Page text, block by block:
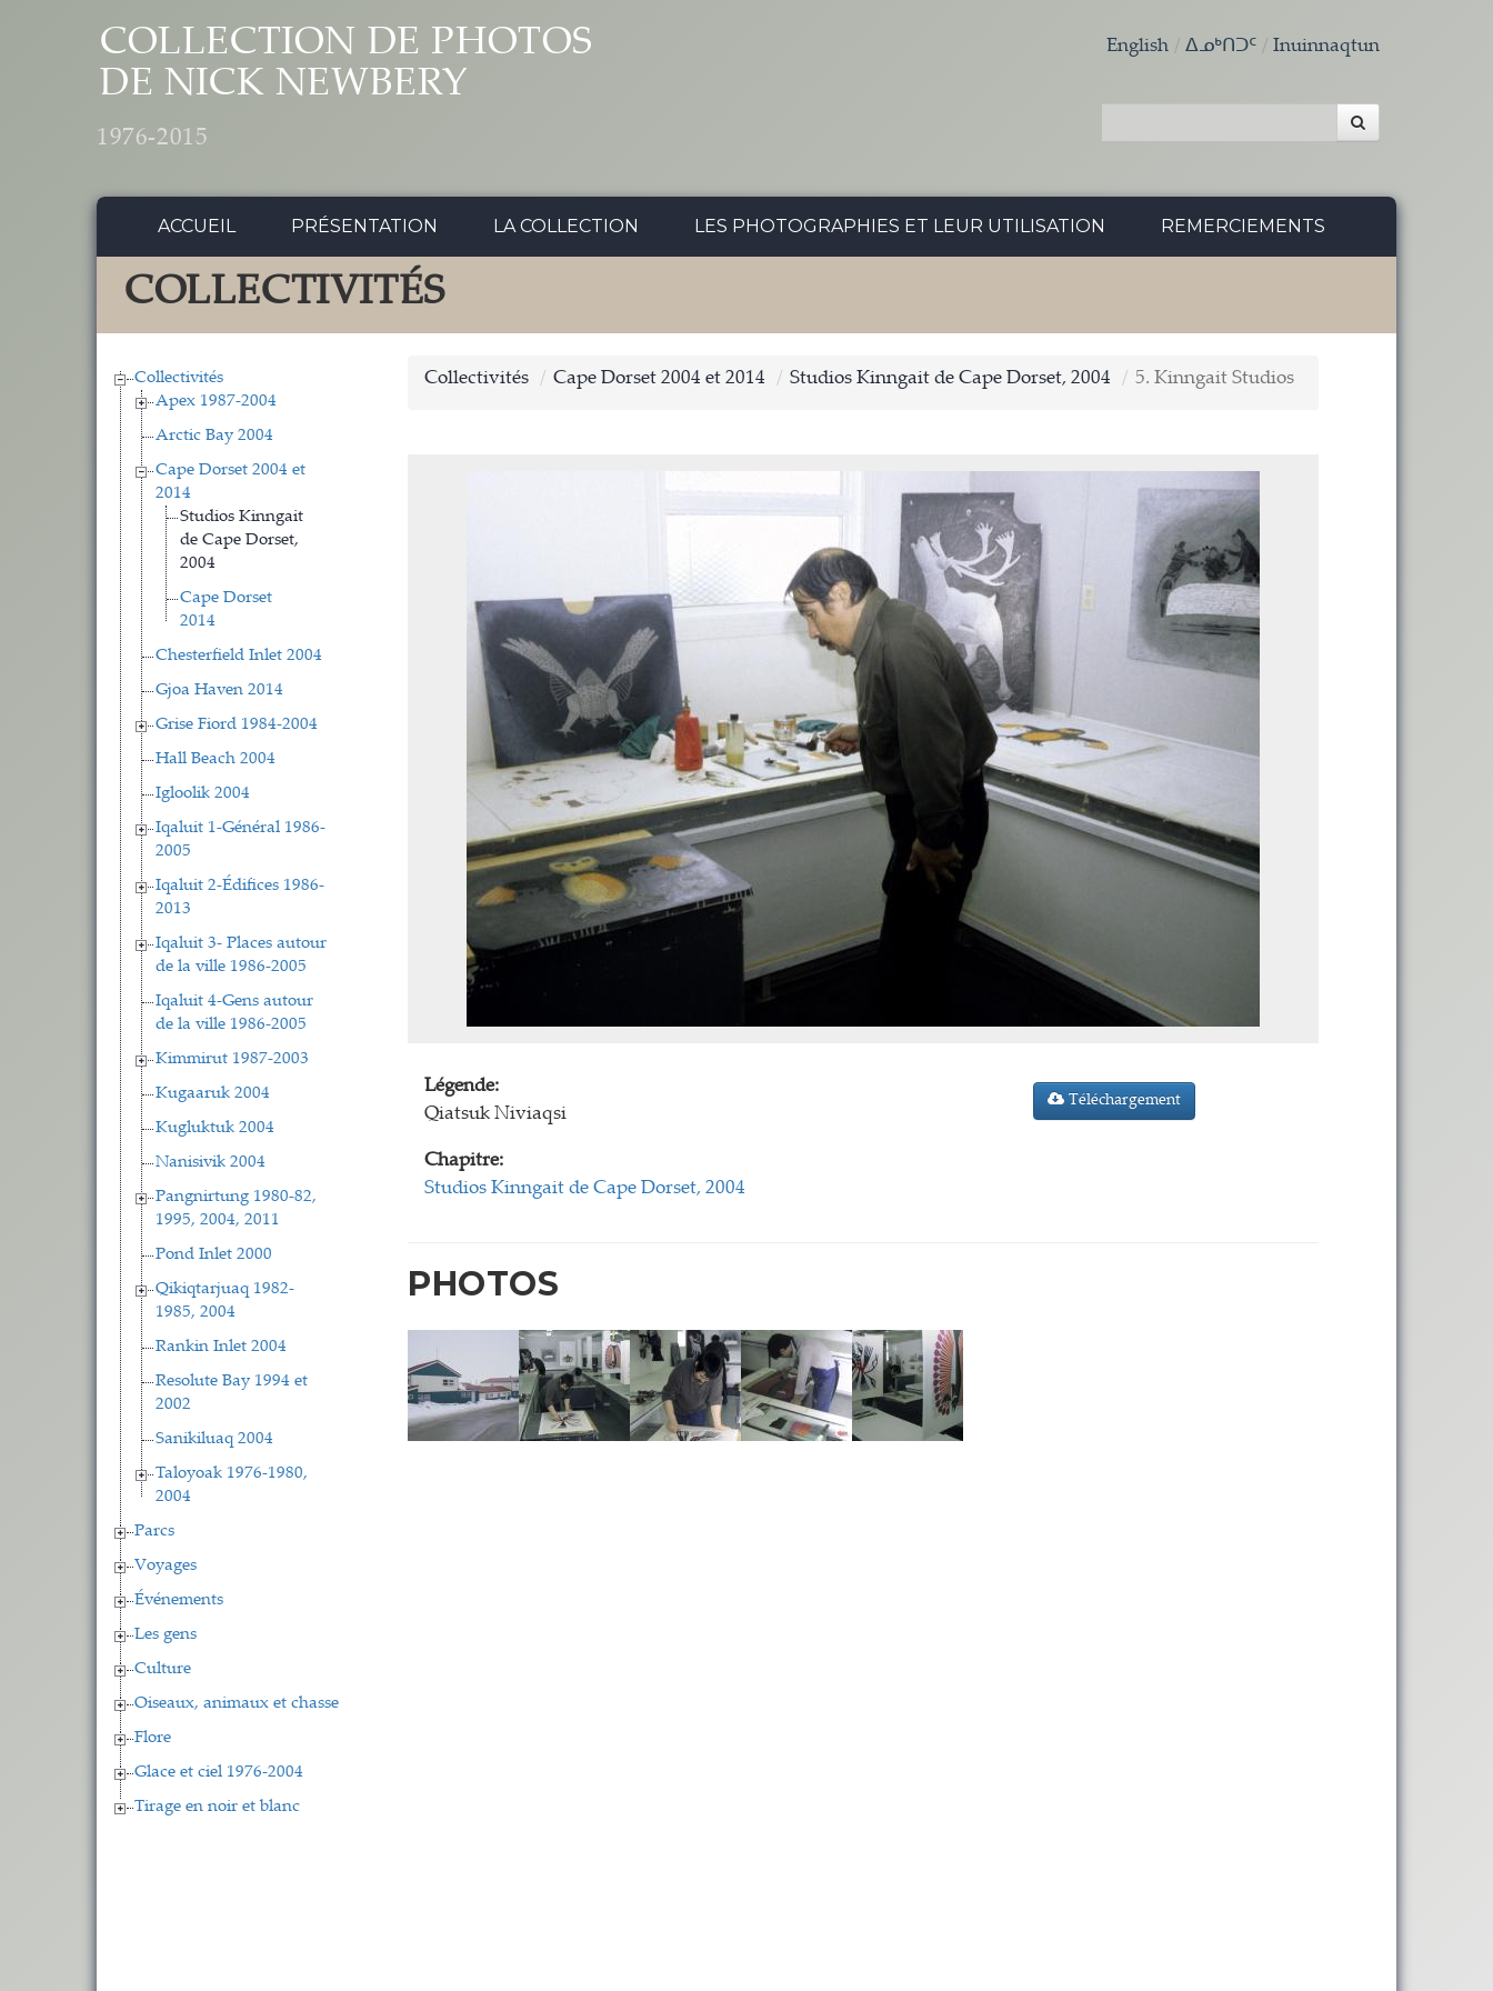
COLLECTION DE PHOTOS
DE NICK NEWBERY
1976-2015
English ᐃᓄᒃᑎᑐᑦ Inuinnaqtun
ACCUEIL PRÉSENTATION LA COLLECTION LES PHOTOGRAPHIES ET LEUR UTILISATION REMERCIEMENTS
COLLECTIVITÉS
Collectivités
Apex 1987-2004
Arctic Bay 2004
Cape Dorset 2004 et
2014
Studios Kinngait
de Cape Dorset,
2004
Cape Dorset
2014
Chesterfield Inlet 2004
Gjoa Haven 2014
Grise Fiord 1984-2004
Hall Beach 2004
Igloolik 2004
Iqaluit 1-Général 1986-
2005
Iqaluit 2-Édifices 1986-
2013
Iqaluit 3- Places autour
de la ville 1986-2005
Iqaluit 4-Gens autour
de la ville 1986-2005
Kimmirut 1987-2003
Kugaaruk 2004
Kugluktuk 2004
Nanisivik 2004
Pangnirtung 1980-82,
1995, 2004, 2011
Pond Inlet 2000
Qikiqtarjuaq 1982-
1985, 2004
Rankin Inlet 2004
Resolute Bay 1994 et
2002
Sanikiluaq 2004
Taloyoak 1976-1980,
2004
Parcs
Voyages
Événements
Les gens
Culture
Oiseaux, animaux et chasse
Flore
Glace et ciel 1976-2004
Tirage en noir et blanc
Collectivités Cape Dorset 2004 et 2014 Studios Kinngait de Cape Dorset, 2004 5. Kinngait Studios
Légende:
Qiatsuk Niviaqsi
Chapitre:
Studios Kinngait de Cape Dorset, 2004
Téléchargement
PHOTOS